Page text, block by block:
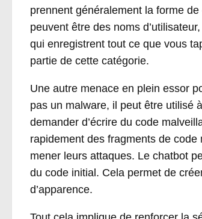
prennent généralement la forme
peuvent être des noms
qui enregistrent tout ce que vous
partie de cette catégorie.
Une autre menace en plein essor
pas un malware, il peut être utilisé
demander d’écrire du code
rapidement des fragments de
mener leurs attaques. Le chatbot
du code initial. Cela permet de
d’apparence.